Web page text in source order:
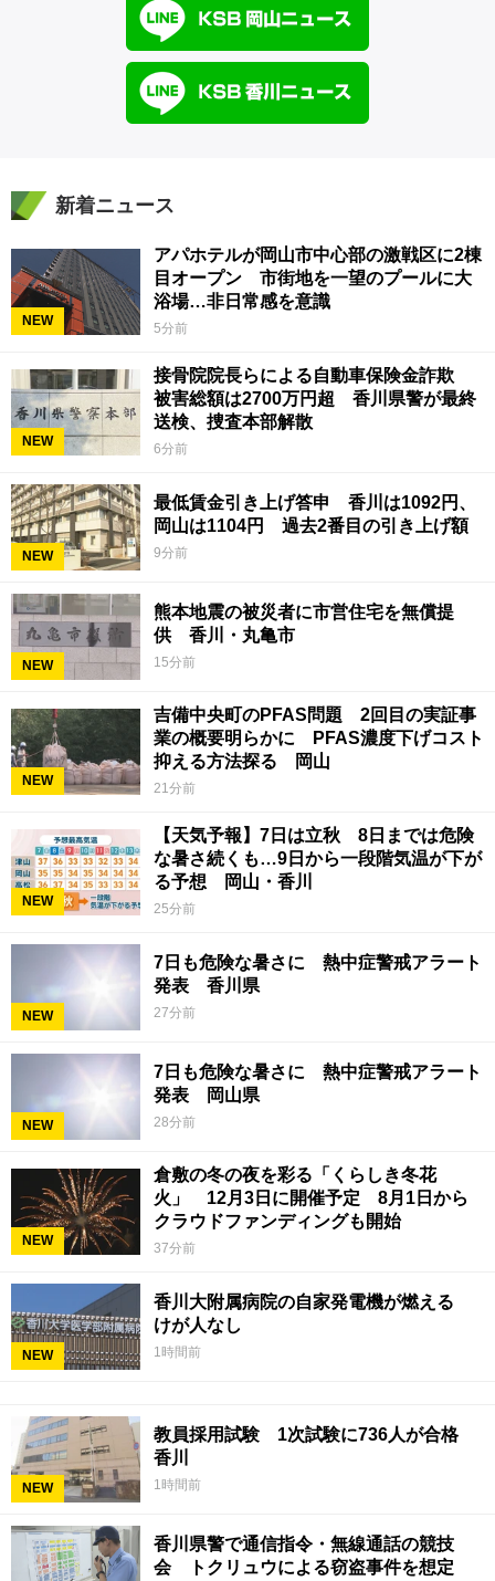
新着ニュース
NEW
アパホテルが岡山市中心部の激戦区に2棟
目オープン 市街地を一望のプールに大
浴場…非日常感を意識
5分前
NEW
接骨院院長らによる自動車保険金詐欺
被害総額は2700万円超 香川県警が最終
送検、捜査本部解散
6分前
NEW
最低賃金引き上げ答申 香川は1092円、
岡山は1104円 過去2番目の引き上げ額
9分前
NEW
熊本地震の被災者に市営住宅を無償提
供 香川・丸亀市
15分前
NEW
吉備中央町のPFAS問題 2回目の実証事
業の概要明らかに PFAS濃度下げコスト
抑える方法探る 岡山
21分前
NEW
【天気予報】7日は立秋 8日までは危険
な暑さ続くも…9日から一段階気温が下が
る予想 岡山・香川
25分前
NEW
7日も危険な暑さに 熱中症警戒アラート
発表 香川県
27分前
NEW
7日も危険な暑さに 熱中症警戒アラート
発表 岡山県
28分前
NEW
倉敷の冬の夜を彩る「くらしき冬花
火」 12月3日に開催予定 8月1日から
クラウドファンディングも開始
37分前
NEW
香川大附属病院の自家発電機が燃える
けが人なし
1時間前
NEW
教員採用試験 1次試験に736人が合格
香川
1時間前
香川県警で通信指令・無線通話の競技
会 トクリュウによる窃盗事件を想定